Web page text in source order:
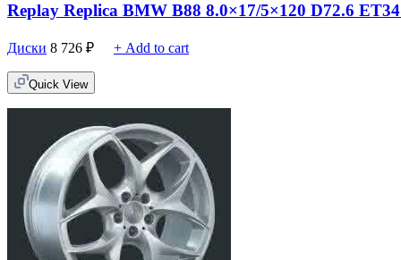
Replay Replica BMW B88 8.0×17/5×120 D72.6
Диски 8 726 ₽ + Add to cart
Quick View